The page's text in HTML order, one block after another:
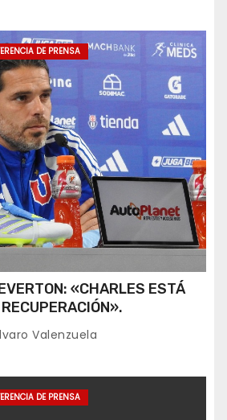
DE PRENSA
«CHARLES ESTÁ
Valenzuela
DE PRENSA